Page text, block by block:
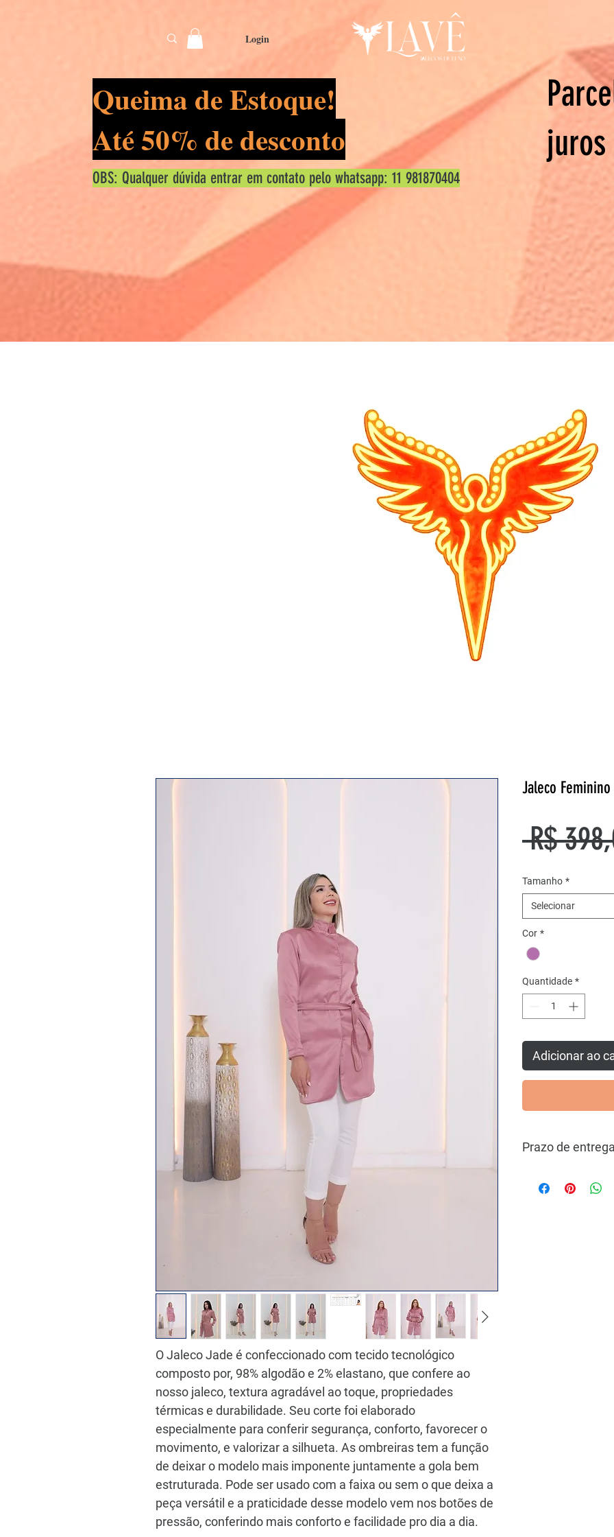
Login
Queima de Estoque!
Até 50% de desconto
OBS: Qualquer dúvida entrar em contato pelo whatsapp: 11 981870404
juros
O Jaleco Jade é confeccionado com tecido tecnológico
composto por, 98% algodão e 2% elastano, que confere ao
nosso jaleco, textura agradável ao toque, propriedades
térmicas e durabilidade. Seu corte foi elaborado
especialmente para conferir segurança, conforto, favorecer o
movimento, e valorizar a silhueta. As ombreiras tem a função
de deixar o modelo mais imponente juntamente a gola bem
estruturada. Pode ser usado com a faixa ou sem o que deixa a
peça versátil e a praticidade desse modelo vem nos botões de
pressão, conferindo mais conforto e facilidade pro dia a dia.
Jaleco
R$
Tamanho *
Selecionar
Cor *
Quantidade *
Adicionar ao
Prazo de entrega